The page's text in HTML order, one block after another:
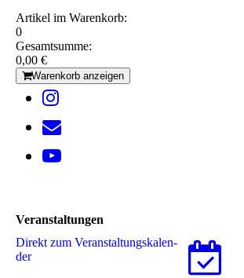
Artikel im Warenkorb:
0
Gesamtsumme:
0,00 €
Warenkorb anzeigen
Veranstaltungen
Direkt zum Ver­an­stal­tungs­ka­len­
der